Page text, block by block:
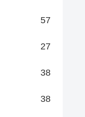
57
27
38
38